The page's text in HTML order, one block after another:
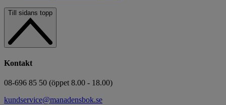
Till sidans topp
Kontakt
08-696 85 50 (öppet 8.00 - 18.00)
kundservice@manadensbok.se